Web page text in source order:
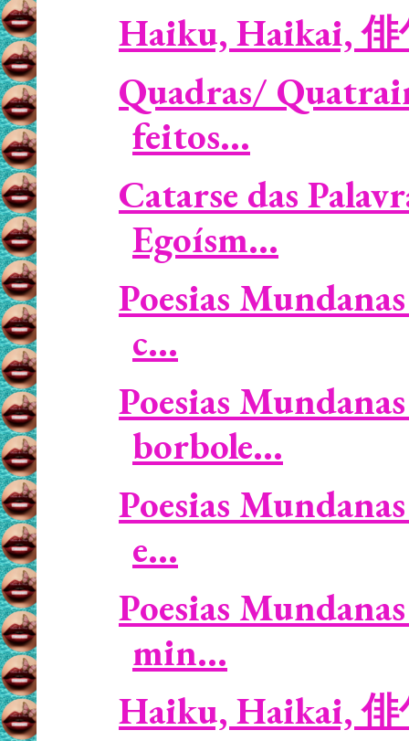
Haiku, Haikai, 俳
Quadras/
feitos...
Catarse das
Egoísm...
Poesias
c...
Poesias
borbole...
Poesias
e...
Poesias
min...
Haiku, Haikai, 俳